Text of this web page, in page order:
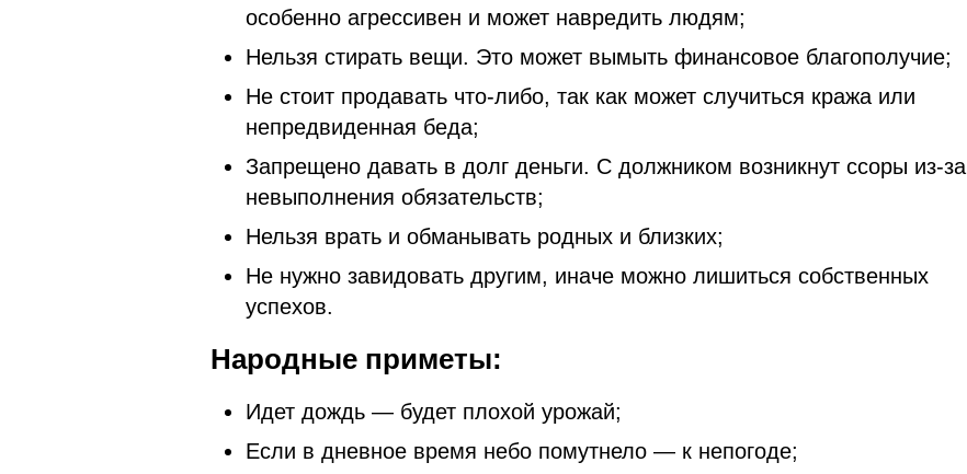
особенно агрессивен и может навредить людям;
Нельзя стирать вещи. Это может вымыть финансовое благополучие;
Не стоит продавать что-либо, так как может случиться кража или
непредвиденная беда;
Запрещено давать в долг деньги. С должником возникнут ссоры из-за
невыполнения обязательств;
Нельзя врать и обманывать родных и близких;
Не нужно завидовать другим, иначе можно лишиться собственных
успехов.
Народные приметы:
Идет дождь — будет плохой урожай;
Если в дневное время небо помутнело — к непогоде;